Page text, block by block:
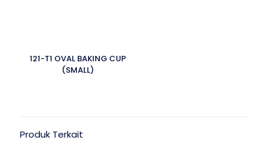
121-T1 OVAL BAKING CUP
(SMALL)
Produk Terkait